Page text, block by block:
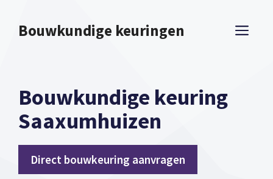
naarBouwkundige keuringen
Bouwkundige keuring
Saaxumhuizen
Direct bouwkeuring aanvragen